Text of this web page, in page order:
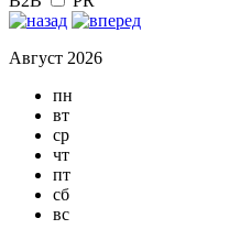
Август 2026
пн
вт
ср
чт
пт
сб
вс